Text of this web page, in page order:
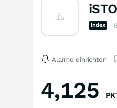
Index
Alarme einrichten
4,125